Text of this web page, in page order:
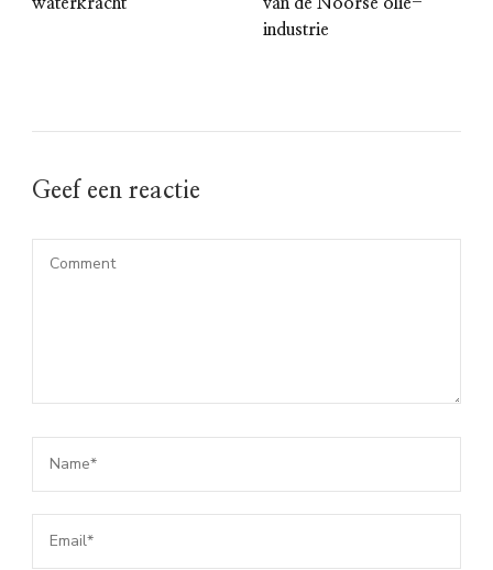
industrie
Geef een reactie